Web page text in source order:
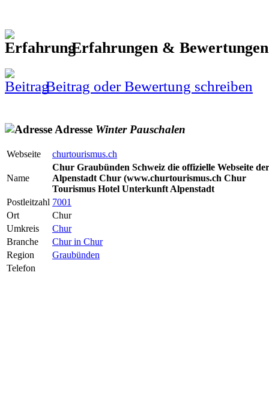
Erfahrungen &
Beitrag oder Bewertung schreiben
Adresse Winter Pauschalen
Webseite churtourismus.ch
Name
Chur Graubünden Schweiz die offizielle Webseite der
Alpenstadt Chur (www.churtourismus.ch Chur
Tourismus Hotel Unterkunft Alpenstadt
Postleitzahl 7001
Ort
Chur
Umkreis
Chur
Branche
Chur in Chur
Region
Graubünden
Telefon